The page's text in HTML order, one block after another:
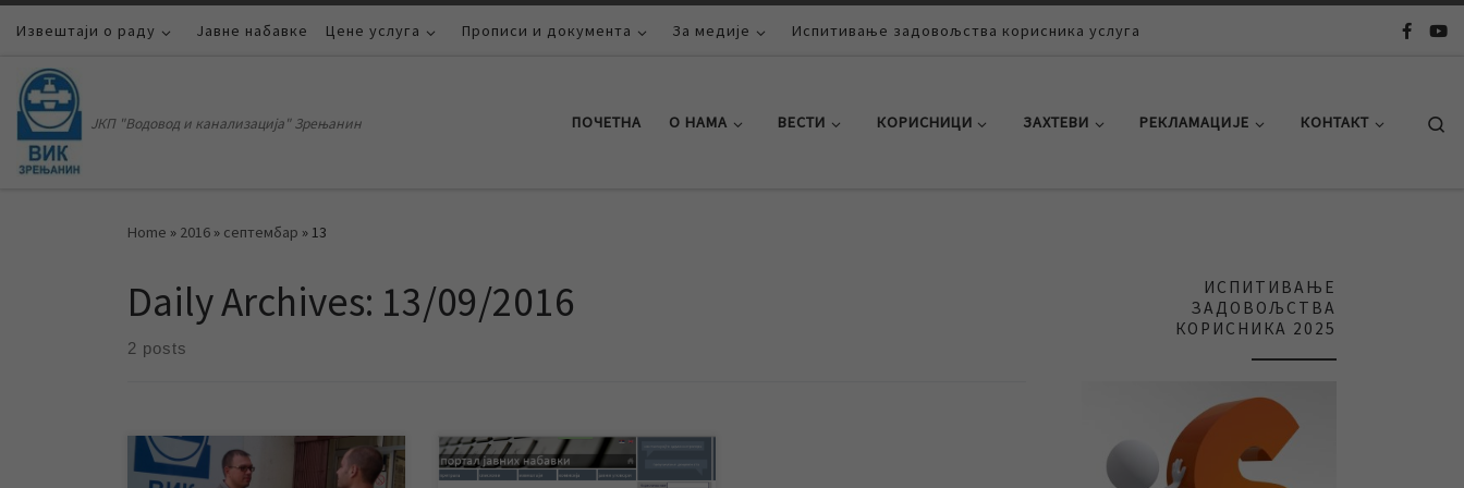
Skip to content
Извештаји о раду Јавне набавке Цене услуга Прописи и документа За медије Испитивање задовољства корисника услуга
ЈКП "Водовод и канализација" Зрењанин ПОЧЕТНА О НАМА ВЕСТИ КОРИСНИЦИ ЗАХТЕВИ РЕКЛАМАЦИЈЕ КОНТАКТ
Home » 2016 » септембар » 13
Daily Archives: 13/09/2016
2 posts
Од 01. до 25. септембра у граду и
ЈКП „Водовод и канализација“
ИСПИТИВАЊЕ
ЗАДОВОЉСТВА
КОРИСНИКА 2025